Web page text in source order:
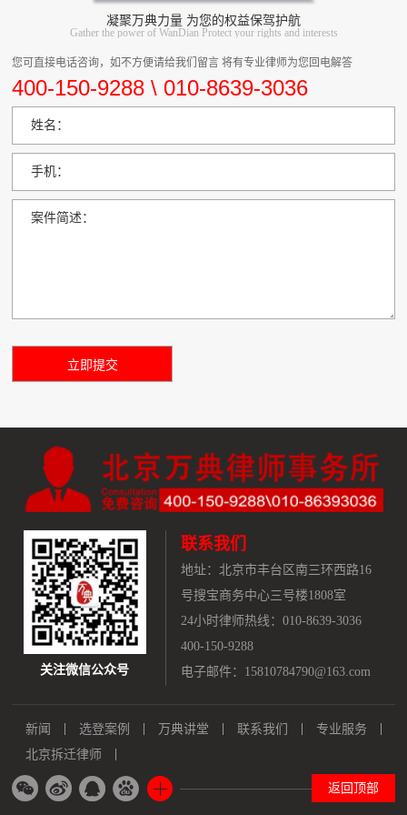
凝聚万典力量 为您的权益保驾护航
Gather the power of WanDian Protect your rights and interests
您可直接电话咨询，如不方便请给我们留言 将有专业律师为您回电解答
400-150-9288 \ 010-8639-3036
姓名：
手机：
案件简述：
关注微信公众号
联系我们
地址： 北京市丰台区南三环西路16
号搜宝商务中心三号楼1808室
24小时律师热线：010-8639-3036
400-150-9288
电子邮件：15810784790@163.com
新闻 选登案例 万典讲堂 联系我们
专业服务
北京拆迁律师
返回顶部